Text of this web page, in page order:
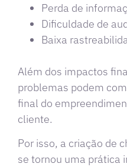
Perda de
Dificuldade de
Baixa
Além dos impactos
problemas podem
final do
cliente.
Por isso, a criação de
se tornou uma prática